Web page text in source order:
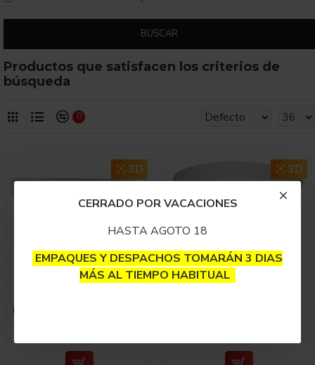
CERRADO POR VACACIONES
HASTA AGOTO 18
EMPAQUES Y DESPACHOS TOMARÁN 3 DIAS
MÁS AL TIEMPO HABITUAL
BUSCAR
Productos que satisfacen los criterios de
búsqueda
0
3D
Embudo Acero Inoxidable
3D